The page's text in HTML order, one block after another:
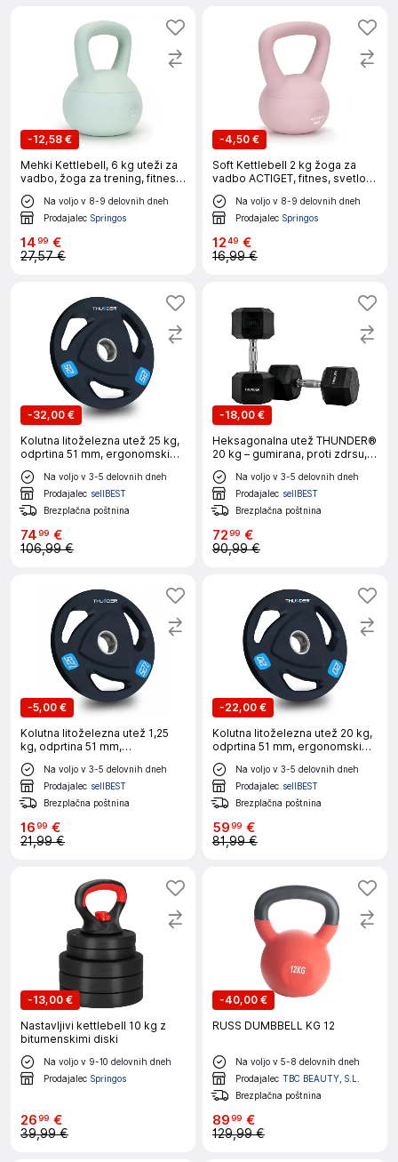
-12,58 €
Mehki Kettlebell, 6 kg uteži za
vadbo, žoga za trening, fitnes,
turkizna
Na voljo v 8-9 delovnih dneh
Prodajalec Springos
1499 €
27,57 €
-4,50 €
Soft Kettlebell 2 kg žoga za
vadbo ACTIGET, fitnes, svetlo
roza
Na voljo v 8-9 delovnih dneh
Prodajalec Springos
1249 €
16,99 €
-32,00 €
Kolutna litoželezna utež 25 kg,
odprtina 51 mm, ergonomski
ročaji THUNDER®
Na voljo v 3-5 delovnih dneh
Prodajalec sellBEST
Brezplačna poštnina
7499 €
106,99 €
-18,00 €
Heksagonalna utež THUNDER®
20 kg – gumirana, proti zdrsu,
za domači in profesionalni
treningNa voljo v 3-5 delovnih dneh
Prodajalec sellBEST
Brezplačna poštnina
7299 €
90,99 €
-5,00 €
Kolutna litoželezna utež 1,25
kg, odprtina 51 mm,
ergonomski ročaji THUNDER®
Na voljo v 3-5 delovnih dneh
Prodajalec sellBEST
Brezplačna poštnina
1699 €
21,99 €
-22,00 €
Kolutna litoželezna utež 20 kg,
odprtina 51 mm, ergonomski
ročaji THUNDER®
Na voljo v 3-5 delovnih dneh
Prodajalec sellBEST
Brezplačna poštnina
5999 €
81,99 €
-13,00 €
Nastavljivi kettlebell 10 kg z
bitumenskimi diski
Na voljo v 9-10 delovnih dneh
Prodajalec Springos
2699 €
39,99 €
-40,00 €
RUSS DUMBBELL KG 12
Na voljo v 5-8 delovnih dneh
Prodajalec TBC BEAUTY, S.L.
Brezplačna poštnina
8999 €
129,99 €